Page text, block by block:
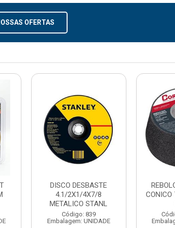
OFERTAS
DISCO DESBASTE
4.1/2X1/4X7/8
METALICO STANL
Código: 839
Embalagem: UNIDADE
CONICO